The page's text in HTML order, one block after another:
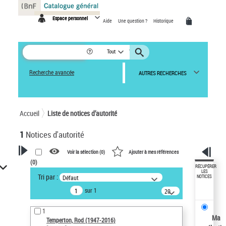
Espace personnel Aide Une question ? Historique
Tout
Recherche avancée AUTRES RECHERCHES
Accueil Liste de notices d’autorité
1 Notices d'autorité
VOTRE RECHERCHE
Recherche avancée dans les
notices d’autorité
Œuvres liées à l'auteur :
Temperton, Rod (1947-2016)
Voir la sélection (0) Ajouter à mes références
(0)
Tri par : Défaut
sur 1
20
résultats/page
1
Temperton, Rod (1947-2016)
RÉCUPÉRER
LES
NOTICES
Ma
Panneau de gestion des cookies